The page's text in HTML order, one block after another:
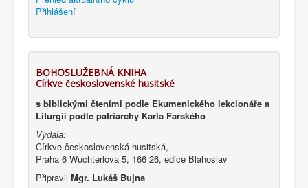
Přihlášení
BOHOSLUŽEBNÁ KNIHA
Církve československé husitské
s biblickými čteními podle Ekumenického lekcionáře a
Liturgií podle patriarchy Karla Farského
Vydala:
Církve československá husitská,
Praha 6 Wuchterlova 5, 166 26, edice Blahoslav
Připravil Mgr. Lukáš Bujna